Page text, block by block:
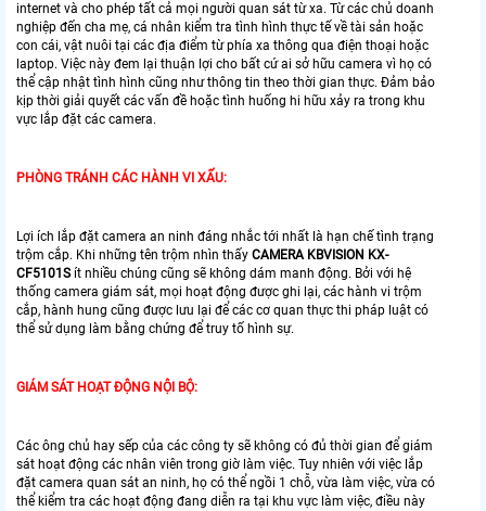
internet và cho phép tất cả mọi người quan sát từ xa. Từ các chủ doanh
nghiệp đến cha mẹ, cá nhân kiểm tra tình hình thực tế về tài sản hoặc
con cái, vật nuôi tại các địa điểm từ phía xa thông qua điện thoại hoặc
laptop. Việc này đem lại thuận lợi cho bất cứ ai sở hữu camera vì họ có
thể cập nhật tình hình cũng như thông tin theo thời gian thực. Đảm bảo
kịp thời giải quyết các vấn đề hoặc tình huống hi hữu xảy ra trong khu
vực lắp đặt các camera.
PHÒNG TRÁNH CÁC HÀNH VI XẤU:
Lợi ích lắp đặt camera an ninh đáng nhắc tới nhất là hạn chế tình trạng
trộm cắp. Khi những tên trộm nhìn thấy CAMERA KBVISION KX-
CF5101Sít nhiều chúng cũng sẽ không dám manh động. Bởi với hệ
thống camera giám sát, mọi hoạt động được ghi lại, các hành vi trộm
cắp, hành hung cũng được lưu lại để các cơ quan thực thi pháp luật có
thể sử dụng làm bằng chứng để truy tố hình sự.
GIÁM SÁT HOẠT ĐỘNG NỘI BỘ:
Các ông chủ hay sếp của các công ty sẽ không có đủ thời gian để giám
sát hoạt động các nhân viên trong giờ làm việc. Tuy nhiên với việc lắp
đặt camera quan sát an ninh, họ có thể ngồi 1 chỗ, vừa làm việc, vừa có
thể kiểm tra các hoạt động đang diễn ra tại khu vực làm việc, điều này